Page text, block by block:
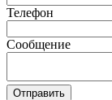
Телефон
Сообщение
Отправить